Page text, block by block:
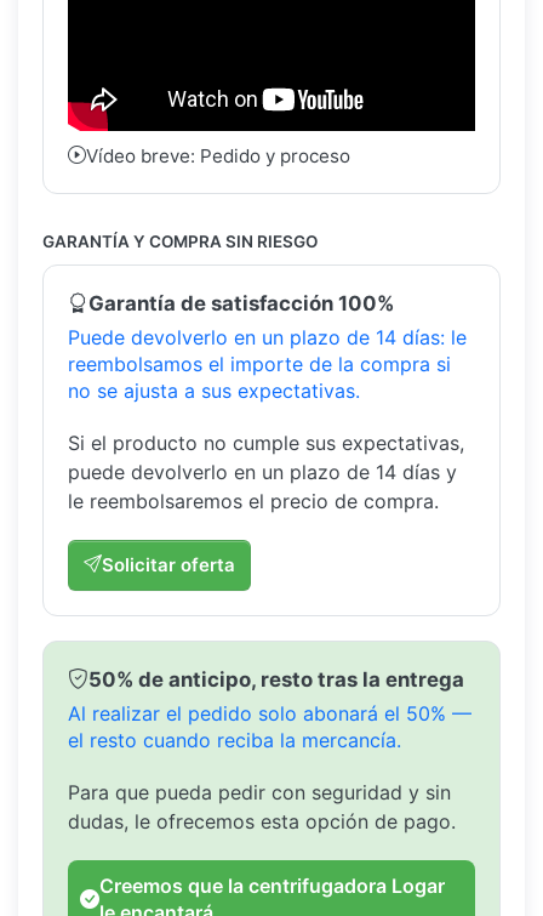
Vídeo breve: Pedido y proceso
GARANTÍA Y COMPRA SIN RIESGO
Garantía de satisfacción 100%
Puede devolverlo en un plazo de 14 días: le
reembolsamos el importe de la compra si
no se ajusta a sus expectativas.
Si el producto no cumple sus expectativas,
puede devolverlo en un plazo de 14 días y
le reembolsaremos el precio de compra.
Solicitar oferta
50% de anticipo, resto tras la entrega
Al realizar el pedido solo abonará el 50% —
el resto cuando reciba la mercancía.
Para que pueda pedir con seguridad y sin
dudas, le ofrecemos esta opción de pago.
Creemos que la centrifugadora Logar